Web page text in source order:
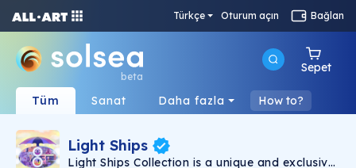
Türkçe Oturum açın Bağlan
beta
Sepet
Tüm Sanat Daha fazla How to?
Light Ships
Light Ships Collection is a unique and exclusive